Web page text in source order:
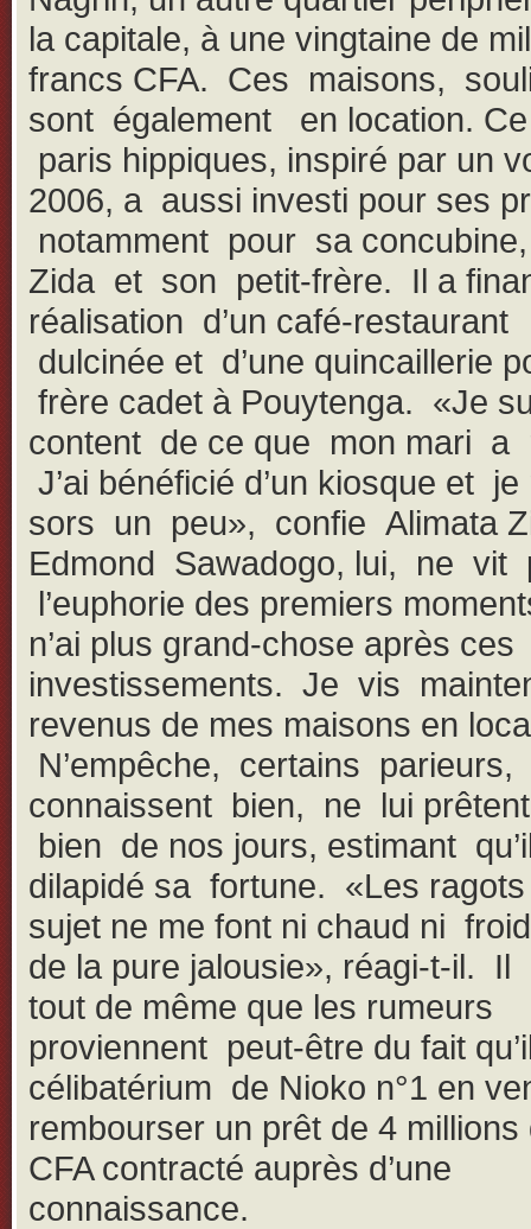
la capitale, à une vingtaine de
francs CFA. Ces maisons,
sont également en location.
paris hippiques, inspiré par un
2006, a aussi investi pour ses
notamment pour sa
Zida et son petit-frère. Il a
réalisation d’un café-
dulcinée et d’une quincaillerie
frère cadet à Pouytenga. «Je
content de ce que mon mari a
J’ai bénéficié d’un kiosque et je
sors un peu», confie Alimata
Edmond Sawadogo, lui, ne vit
l’euphorie des premiers
n’ai plus grand-chose après ces
investissements. Je vis
revenus de mes maisons en
N’empêche, certains parieurs,
connaissent bien, ne lui
bien de nos jours, estimant
dilapidé sa fortune. «Les ragots
sujet ne me font ni chaud ni
de la pure jalousie», réagi-t-il. Il
tout de même que les rumeurs
proviennent peut-être du fait
célibatérium de Nioko n°1 en
rembourser un prêt de 4
CFA contracté auprès d’une
connaissance.